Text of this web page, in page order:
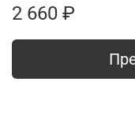
2 660 ₽